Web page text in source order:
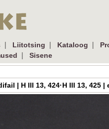
| Liitotsing | Kataloog |
| Sisene
| H III 13, 424·H III 13, 425